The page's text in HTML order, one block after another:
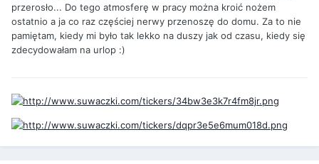
przerosło... Do tego atmosferę w pracy można kroić nożem
ostatnio a ja co raz częściej nerwy przenoszę do domu. Za to nie
pamiętam, kiedy mi było tak lekko na duszy jak od czasu, kiedy się
zdecydowałam na urlop :)